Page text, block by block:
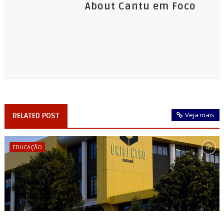
About Cantu em Foco
RELATED POST Veja mais
EDUCAÇÃO